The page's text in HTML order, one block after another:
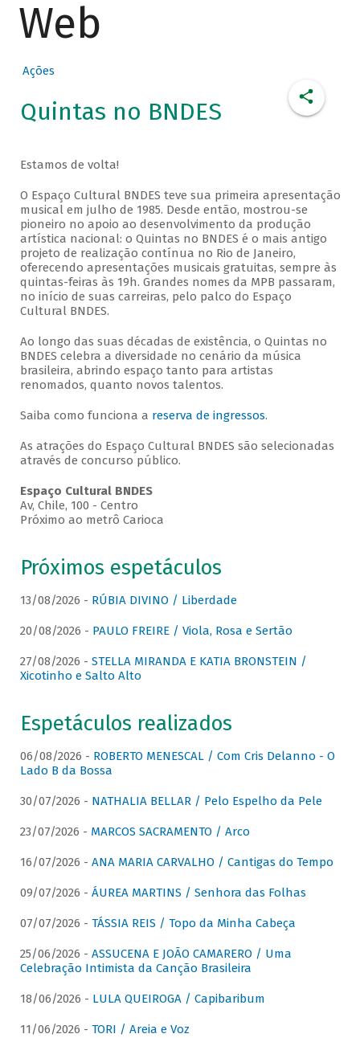
Web
Ações
Quintas no BNDES
Estamos de volta!
O Espaço Cultural BNDES teve sua primeira apresentação
musical em julho de 1985. Desde então, mostrou-se
pioneiro no apoio ao desenvolvimento da produção
artística nacional: o Quintas no BNDES é o mais antigo
projeto de realização contínua no Rio de Janeiro,
oferecendo apresentações musicais gratuitas, sempre às
quintas-feiras às 19h. Grandes nomes da MPB passaram,
no início de suas carreiras, pelo palco do Espaço
Cultural BNDES.
Ao longo das suas décadas de existência, o Quintas no
BNDES celebra a diversidade no cenário da música
brasileira, abrindo espaço tanto para artistas
renomados, quanto novos talentos.
Saiba como funciona a reserva de ingressos.
As atrações do Espaço Cultural BNDES são selecionadas
através de concurso público.
Espaço Cultural BNDES
Av, Chile, 100 - Centro
Próximo ao metrô Carioca
Próximos espetáculos
13/08/2026 - RÚBIA DIVINO / Liberdade
20/08/2026 - PAULO FREIRE / Viola, Rosa e Sertão
27/08/2026 - STELLA MIRANDA E KATIA BRONSTEIN /
Xicotinho e Salto Alto
Espetáculos realizados
06/08/2026 - ROBERTO MENESCAL / Com Cris Delanno - O
Lado B da Bossa
30/07/2026 - NATHALIA BELLAR / Pelo Espelho da Pele
23/07/2026 - MARCOS SACRAMENTO / Arco
16/07/2026 - ANA MARIA CARVALHO / Cantigas do Tempo
09/07/2026 - ÁUREA MARTINS / Senhora das Folhas
07/07/2026 - TÁSSIA REIS / Topo da Minha Cabeça
25/06/2026 - ASSUCENA E JOÃO CAMARERO / Uma
Celebração Intimista da Canção Brasileira
18/06/2026 - LULA QUEIROGA / Capibaribum
11/06/2026 - TORI / Areia e Voz